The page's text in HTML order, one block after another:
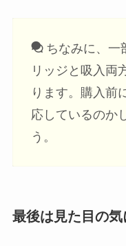
ちなみに、一
リッジと吸入両
ります。購入前
応しているのか
う。
最後は見た目の